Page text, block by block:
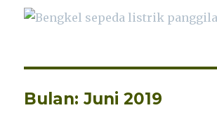
Bulan: Juni 2019